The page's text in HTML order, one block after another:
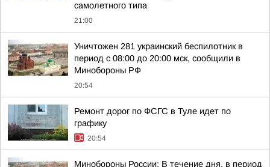
самолетного типа
21:00
Уничтожен 281 украинский беспилотник в
период с 08:00 до 20:00 мск, сообщили в
Минобороны РФ
20:54
Ремонт дорог по ФСГС в Туле идет по
графику
20:54
Минобороны России: В течение дня, в период